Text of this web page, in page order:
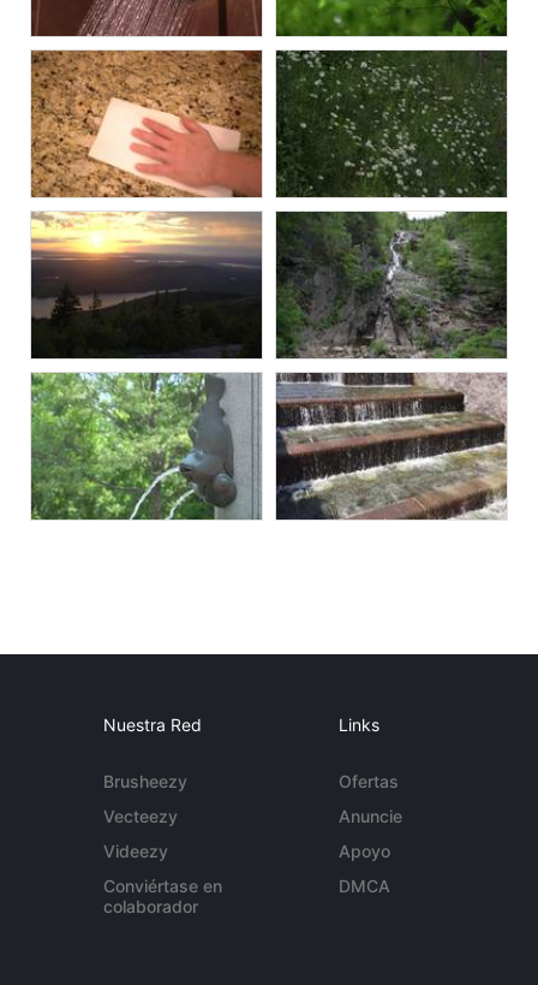
Nuestra Red
Brusheezy
Vecteezy
Videezy
Conviértase en
colaborador
Links
Ofertas
Anuncie
Apoyo
DMCA